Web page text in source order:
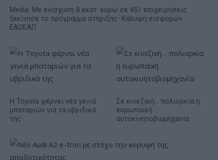
Media: Με ενίσχυση 8 εκατ. ευρώ σε 451 επιχειρήσεις
ξεκίνησε το πρόγραμμα στήριξης- Κάλυψη εισφορών
ΕΔΟΕΑΠ
Η Toyota φέρνει νέα γενιά
μπαταριών για τα υβριδικά
της
Σε κινεζική… πολιορκία η
ευρωπαϊκή
αυτοκινητοβιομηχανία